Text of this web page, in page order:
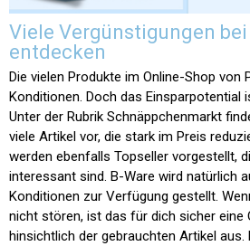
Viele Vergünstigungen
entdecken
Die vielen Produkte im Online-Shop von
Konditionen. Doch das Einsparpotential
Unter der Rubrik Schnäppchenmarkt
viele Artikel vor, die stark im Preis
werden ebenfalls Topseller vorgestellt,
interessant sind. B-Ware wird natürlich
Konditionen zur Verfügung gestellt.
nicht stören, ist das für dich sicher eine
hinsichtlich der gebrauchten Artikel